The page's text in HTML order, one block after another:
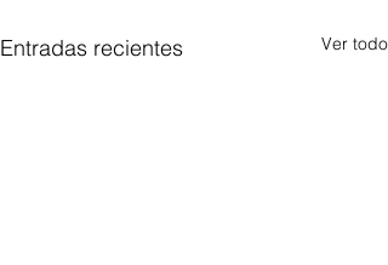
Entradas recientes Ver todo